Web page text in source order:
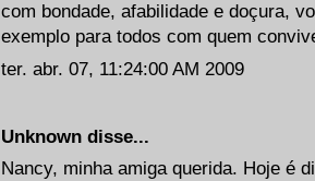
com bondade, afabilidade e doçura,
exemplo para todos com quem
ter. abr. 07, 11:24:00 AM 2009
Unknown disse...
Nancy, minha amiga querida. Hoje é